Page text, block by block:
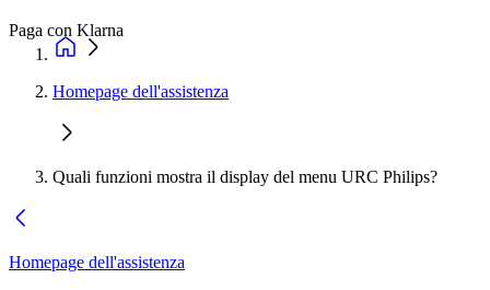
Paga con Klarna
Homepage dell'assistenza
Quali funzioni mostra il display del menu URC Philips?
Homepage dell'assistenza